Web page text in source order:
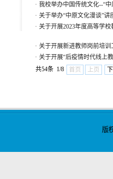
· 我校举办中国传统文化--“
· 关于举办“中原文化漫谈”讲
· 关于开展2023年度高等学
· 关于开展新进教师岗前培训
· 关于开展“后疫情时代线上
共54条 1/8
首页 上页
版